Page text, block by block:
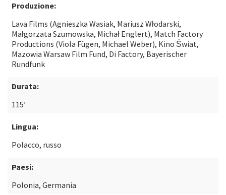
Produzione:
Lava Films (Agnieszka Wasiak, Mariusz Włodarski,
Małgorzata Szumowska, Michał Englert), Match Factory
Productions (Viola Fügen, Michael Weber), Kino Świat,
Mazowia Warsaw Film Fund, Di Factory, Bayerischer
Rundfunk
Durata:
115’
Lingua:
Polacco, russo
Paesi:
Polonia, Germania